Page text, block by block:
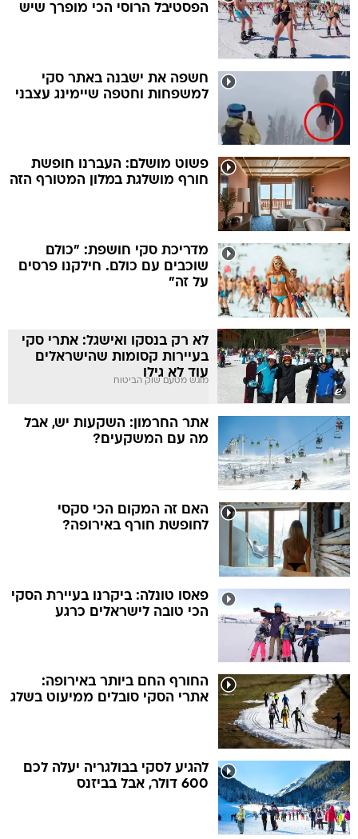
הפסטיבל הרוסי הכי מופרך שיש
חשפה את ישבנה באתר סקי
למשפחות וחטפה שיימינג עצבני
פשוט מושלם: העברנו חופשת
חורף מושלגת במלון המטורף הזה
מדריכת סקי חושפת: "כולם
שוכבים עם כולם. חילקנו פרסים
על זה"
לא רק בנסקו ואישגל: אתרי סקי
בעיירות קסומות שהישראלים
עוד לא גילו
מוגש מטעם שוק הביטוח
אתר החרמון: השקעות יש, אבל
מה עם המשקעים?
האם זה המקום הכי סקסי
לחופשת חורף באירופה?
פאסו טונלה: ביקרנו בעיירת הסקי
הכי טובה לישראלים כרגע
החורף החם ביותר באירופה:
אתרי הסקי סובלים ממיעוט בשלג
להגיע לסקי בבולגריה יעלה לכם
600 דולר, אבל בביזנס